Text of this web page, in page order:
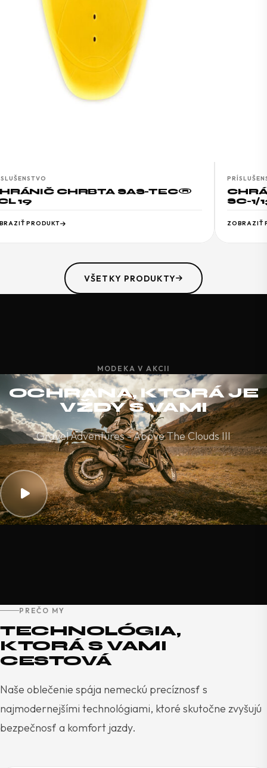
CHRBTA SAS-TEC®
19
PRODUKT
SC-1/
ZOBRAZIŤ
VŠETKY PRODUKTY
MODEKA V AKCII
OCHRANA, KTORÁ JE
VŽDY S VAMI
Gravel Adventures - Above The Clouds III
PREČO MY
TECHNOLÓGIA,
KTORÁ S VAMI
CESTOVÁ
Naše oblečenie spája nemeckú precíznosť s
najmodernejšími technológiami, ktoré skutočne zvyšujú
bezpečnosť a komfort jazdy.